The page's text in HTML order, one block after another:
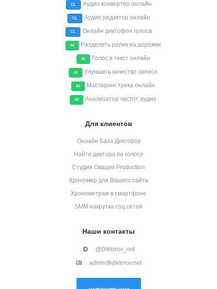
CL Аудио конвертер онлайн
CL Аудио редактор онлайн
CL Онлайн диктофон голоса
AI Разделить ролик на дорожки
AI Голос в текст онлайн
AI Улучшить качество записи
AI Мастеринг трека онлайн
AI Анализатор частот аудио
Для клиентов
Онлайн База Дикторов
Найти диктора по голосу
Студия Овации Production
Хрономер для Вашего сайта
Хронометраж в смартфоне
SMM накрутка соц сетей
Наши контакты
@Diktorov_net
admin@diktorov.net